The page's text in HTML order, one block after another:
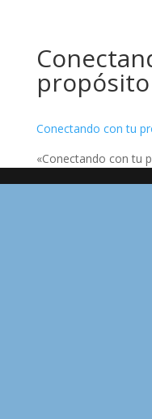
Conectando con tu
«Conectando con tu